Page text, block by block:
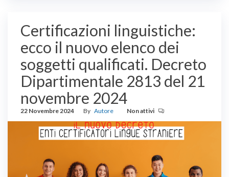
Certificazioni linguistiche:
ecco il nuovo elenco dei
soggetti qualificati. Decreto
Dipartimentale 2813 del 21
novembre 2024
22 Novembre 2024 By Autore Non attivi